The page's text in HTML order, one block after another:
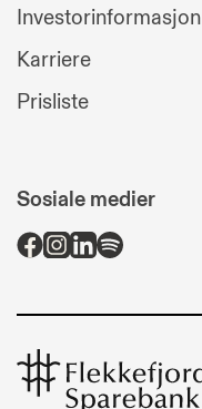
Investorinformasjon
Karriere
Prisliste
Sosiale medier
Flekkefjord
Sparebank